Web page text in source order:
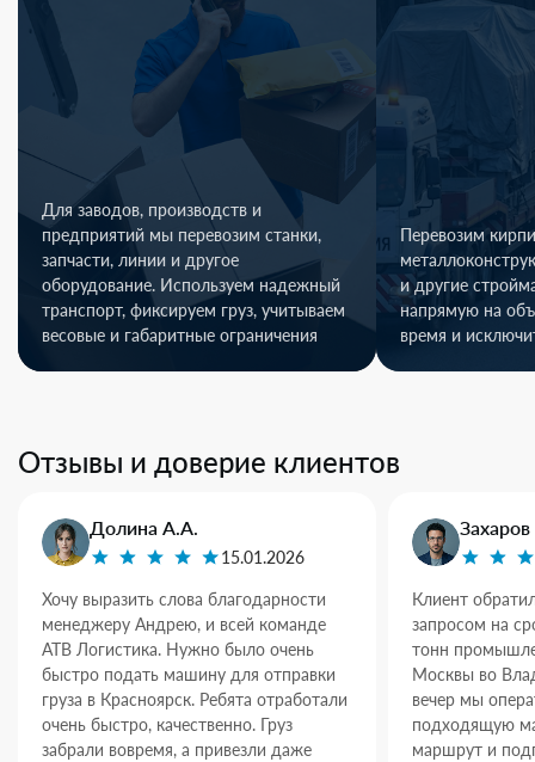
Для заводов, производств и
предприятий мы перевозим станки,
запчасти, линии и другое
оборудование. Используем надежный
транспорт, фиксируем груз, учитываем
весовые и габаритные ограничения
Перевозим
и другие
напрямую на
время и
Отзывы и доверие клиентов
Долина А.А.
15.01.2026
Хочу выразить слова благодарности
менеджеру Андрею, и всей команде
АТВ Логистика. Нужно было очень
быстро подать машину для отправки
груза в Красноярск. Ребята отработали
очень быстро, качественно. Груз
забрали вовремя, а привезли даже
Клиент
запросом на
тонн
Москвы во
вечер мы
подходящую
маршрут и